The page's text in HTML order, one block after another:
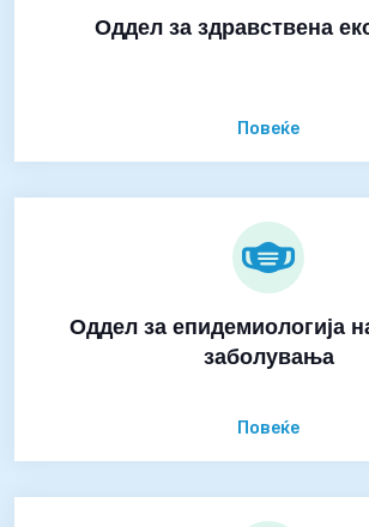
Оддел за здравствена
Повеќе
Оддел за епидемиологија
заболувања
Повеќе